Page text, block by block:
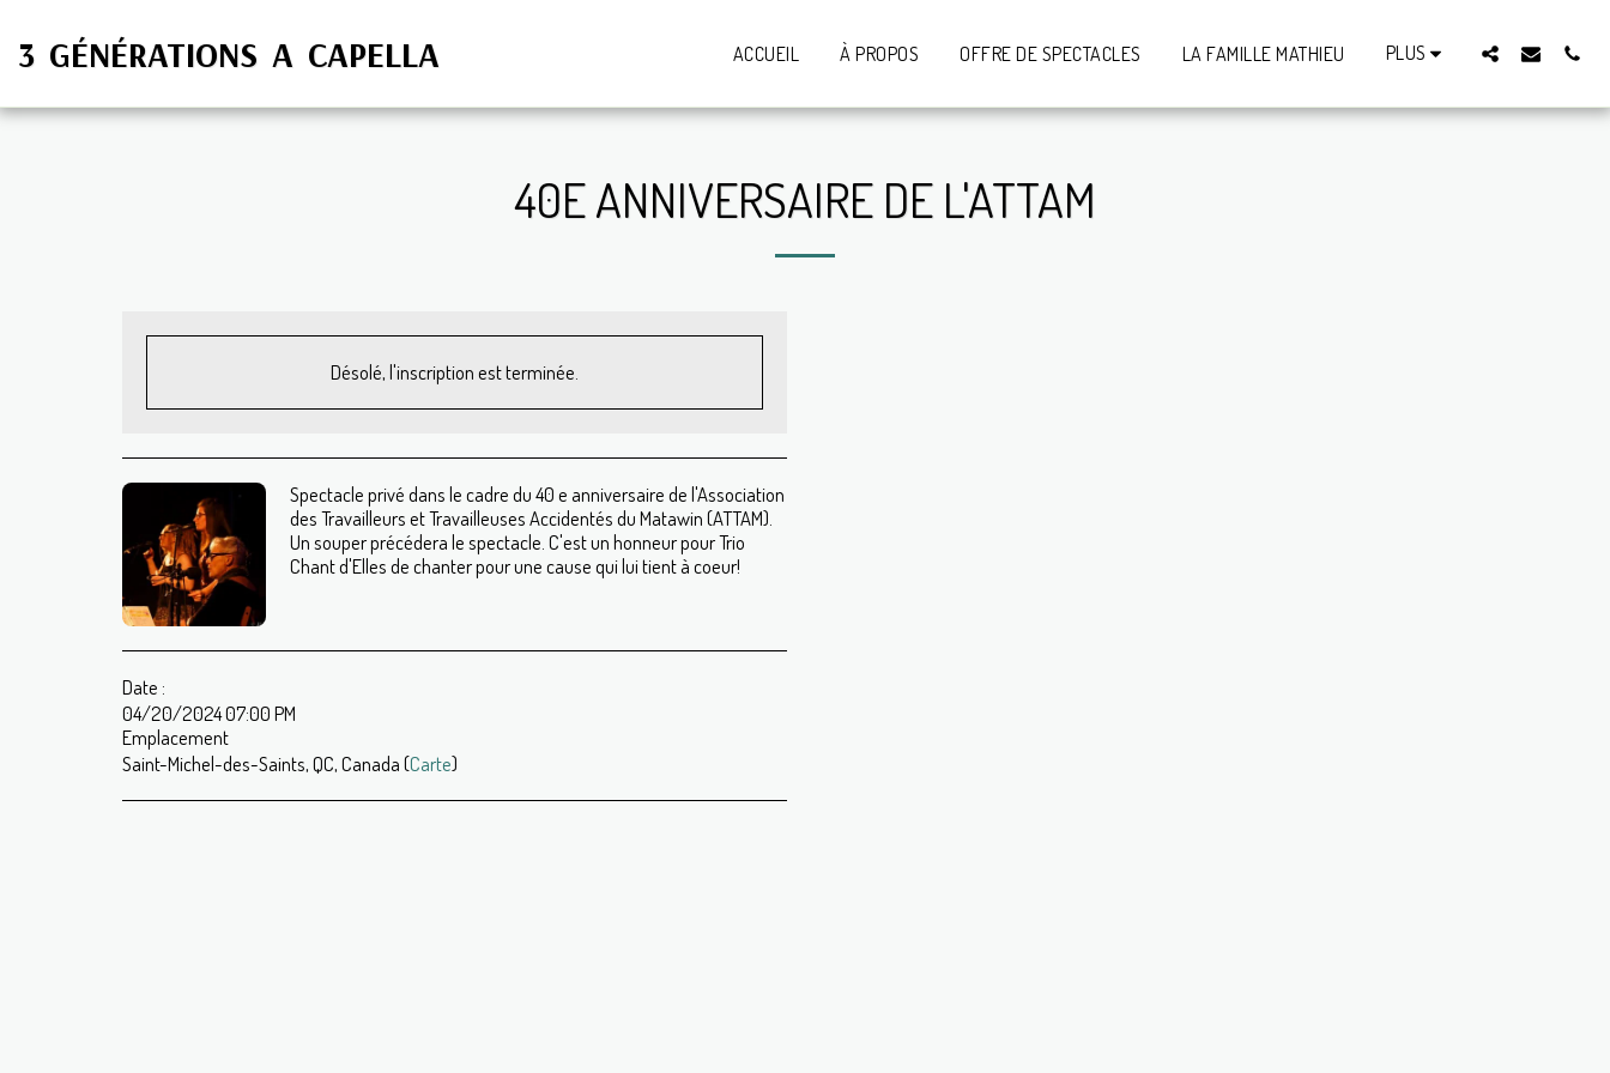
3 GÉNÉRATIONS A CAPELLA ACCUEIL À PROPOS OFFRE DE SPECTACLES LA FAMILLE MATHIEU PLUS
40E ANNIVERSAIRE DE L'ATTAM
Désolé, l'inscription est terminée.
Spectacle privé dans le cadre du 40 e anniversaire de l'Association
des Travailleurs et Travailleuses Accidentés du Matawin (ATTAM).
Un souper précédera le spectacle. C'est un honneur pour Trio
Chant d'Elles de chanter pour une cause qui lui tient à coeur!
Date :
04/20/2024 07:00 PM
Emplacement
Saint-Michel-des-Saints, QC, Canada (Carte)